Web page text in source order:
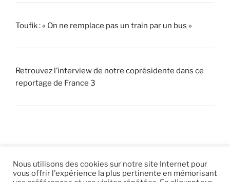
Toufik : « On ne remplace pas un train par un bus »
Retrouvez l’interview de notre coprésidente dans ce
reportage de France 3
Nous utilisons des cookies sur notre site Internet pour
vous offrir l'expérience la plus pertinente en mémorisant